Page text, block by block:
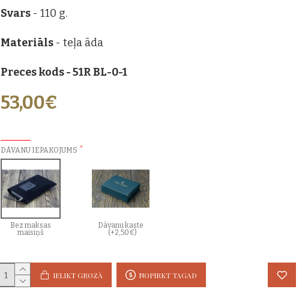
Svars - 110 g.
Materiāls - teļa āda
Preces kods - 51R BL-0-1
53,00€
DĀVANU IEPAKOJUMS
Bez maksas
maisiņš
Dāvanu kaste
(+2,50€)
IELIKT GROZĀ NOPIRKT TAGAD